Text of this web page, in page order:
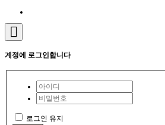
계정에 로그인합니다
로그인 유지